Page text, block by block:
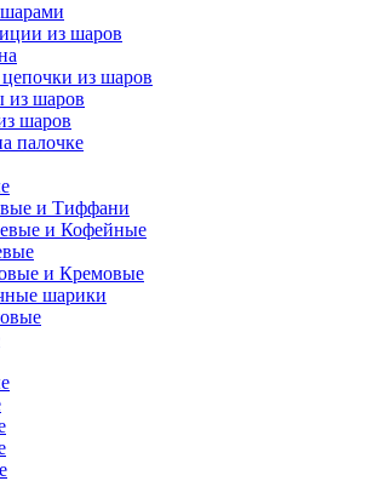
из шаров
из шаров
из шаров
шаров
палочке
и Тиффани
и Кофейные
и Кремовые
шарики